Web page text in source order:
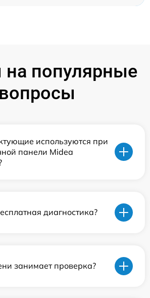
на популярные
вопросы
используются при
панели Midea
диагностика?
занимает проверка?